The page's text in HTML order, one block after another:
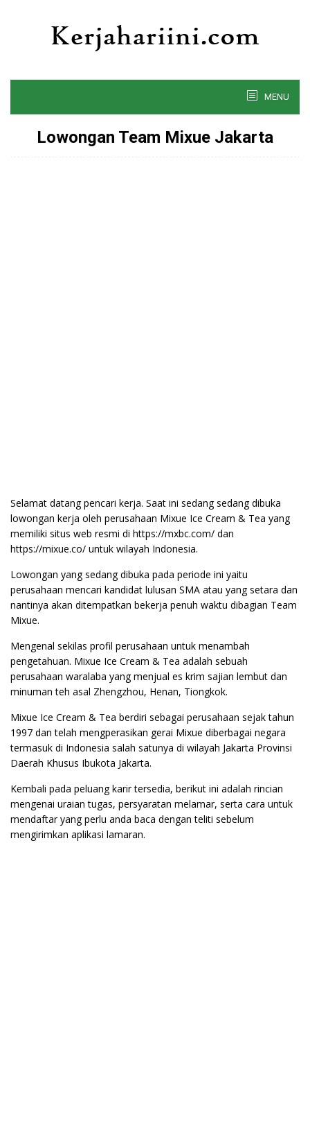
MENU
Lowongan Team Mixue Jakarta
Selamat datang pencari kerja. Saat ini sedang sedang dibuka
lowongan kerja oleh perusahaan Mixue Ice Cream & Tea yang
memiliki situs web resmi di https://mxbc.com/ dan
https://mixue.co/ untuk wilayah Indonesia.
Lowongan yang sedang dibuka pada periode ini yaitu
perusahaan mencari kandidat lulusan SMA atau yang setara dan
nantinya akan ditempatkan bekerja penuh waktu dibagian Team
Mixue.
Mengenal sekilas profil perusahaan untuk menambah
pengetahuan. Mixue Ice Cream & Tea adalah sebuah
perusahaan waralaba yang menjual es krim sajian lembut dan
minuman teh asal Zhengzhou, Henan, Tiongkok.
Mixue Ice Cream & Tea berdiri sebagai perusahaan sejak tahun
1997 dan telah mengperasikan gerai Mixue diberbagai negara
termasuk di Indonesia salah satunya di wilayah Jakarta Provinsi
Daerah Khusus Ibukota Jakarta.
Kembali pada peluang karir tersedia, berikut ini adalah rincian
mengenai uraian tugas, persyaratan melamar, serta cara untuk
mendaftar yang perlu anda baca dengan teliti sebelum
mengirimkan aplikasi lamaran.